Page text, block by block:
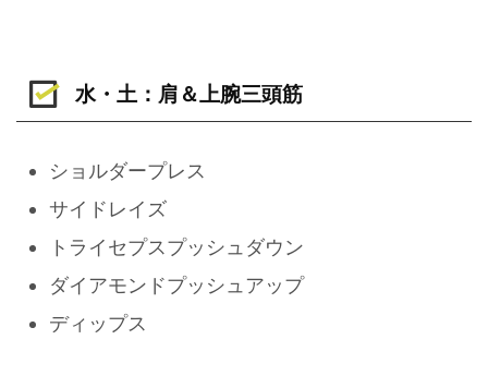
水・土：肩＆上腕三頭筋
ショルダープレス
サイドレイズ
トライセプスプッシュダウン
ダイアモンドプッシュアップ
ディップス